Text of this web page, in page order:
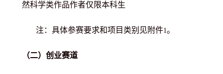
然科学类作品作者仅限本科生
注：具体参赛要求和项目类别见附件1。
（二）创业赛道